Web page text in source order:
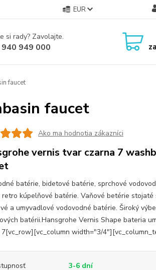
EUR
si rady? Zavolajte.
949 000 za
faucet
faucet
Ako ma hodnotia zákazníci
vernis tvar czarna 7
batérie, bidetové batérie, sprchové
retro kúpelňové batérie. Vaňové betérie stojaté
a umyvadlové vodovodné batérie. Široký
batérii.Hansgrohe Vernis Shape bateria
width="3/
3-6 dní